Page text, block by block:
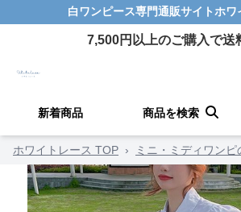
白ワンピース専門通販サイトホワ
7,500円以上のご購入で送
新着商品 商品を検索
ホワイトレース TOP › ミニ・ミディワンピ